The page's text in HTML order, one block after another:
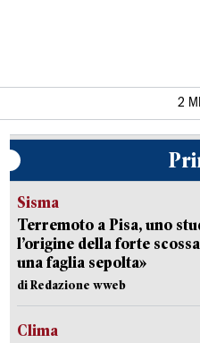
2
Sisma
Terremoto a Pisa, uno
l’origine della forte
una faglia sepolta»
di Redazione wweb
Clima